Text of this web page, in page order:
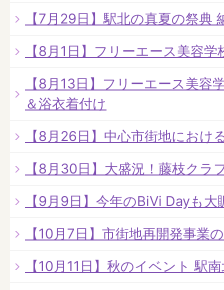
【7月29日】駅北の真夏の祭典
【8月1日】フリーエース美容
【8月13日】フリーエース美容
＆浴衣着付け
【8月26日】中心市街地におけ
【8月30日】大盛況！藤枝クラ
【9月9日】今年のBiVi Dayも大
【10月7日】市街地再開発事業
【10月11日】秋のイベント 駅